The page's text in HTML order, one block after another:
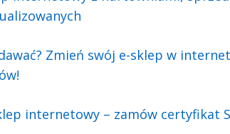
Zmień swój e-sklep w
internetowy – zamów certyfikat